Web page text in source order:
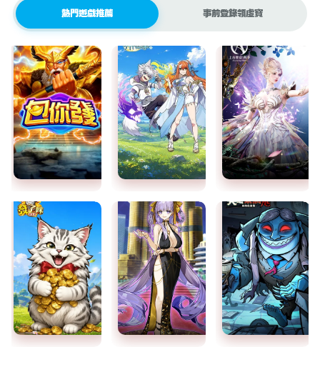
熱門遊戲推薦 事前登錄領虛寶